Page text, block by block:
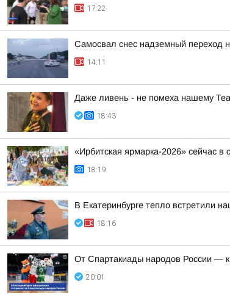
17:22
Самосвал снес надземный переход
14:11
Даже ливень - не помеха нашему
18:43
«Ирбитская ярмарка-2026» сейчас в
18:19
В Екатеринбурге тепло встретили
18:16
От Спартакиады народов России —
20:01